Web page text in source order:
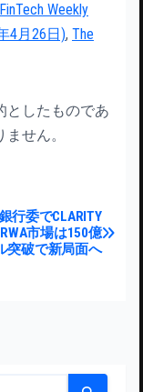
FinTech Weekly
4月26日), The
としたものであ
せん。
行委でCLARITY
市場は150億
突破で新局面へ